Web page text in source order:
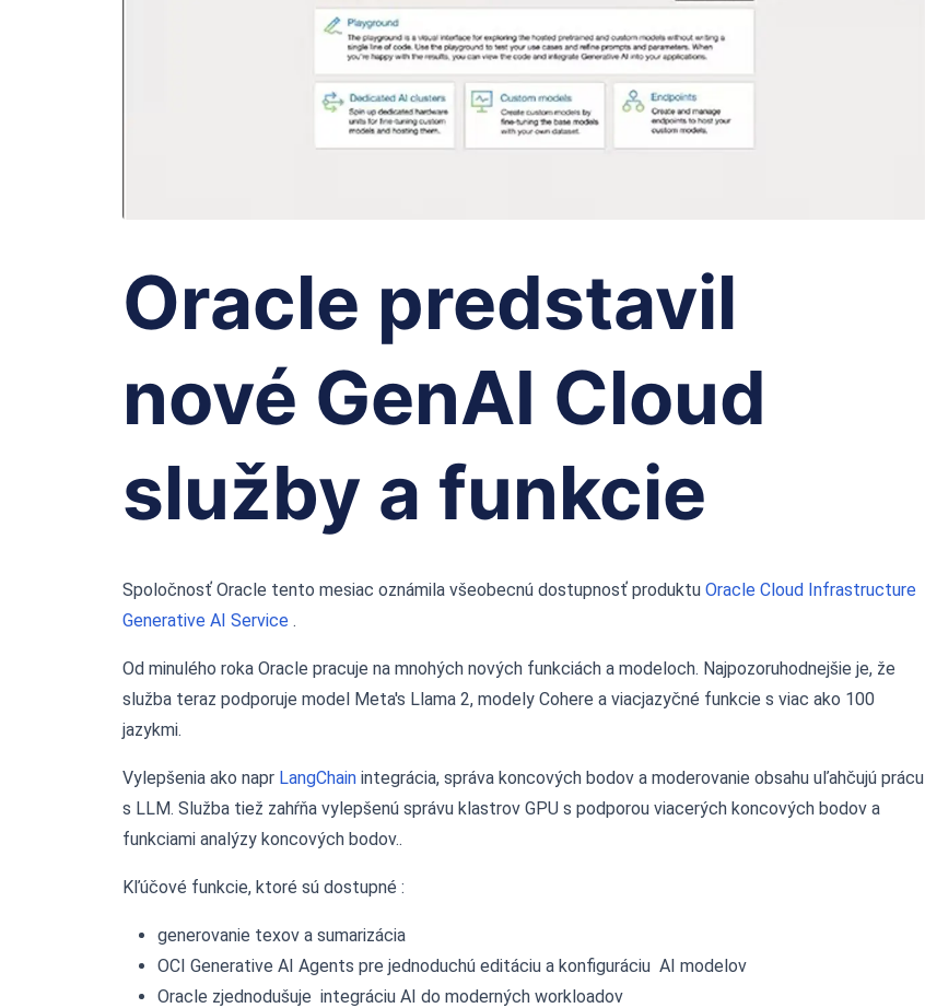
Oracle predstavil
nové GenAI Cloud
služby a funkcie
Spoločnosť Oracle tento mesiac oznámila všeobecnú dostupnosť produktu Oracle Cloud Infrastructure
Generative AI Service .
Od minulého roka Oracle pracuje na mnohých nových funkciách a modeloch. Najpozoruhodnejšie je, že
služba teraz podporuje model Meta's Llama 2, modely Cohere a viacjazyčné funkcie s viac ako 100
jazykmi.
Vylepšenia ako napr LangChain integrácia, správa koncových bodov a moderovanie obsahu uľahčujú prácu
s LLM. Služba tiež zahŕňa vylepšenú správu klastrov GPU s podporou viacerých koncových bodov a
funkciami analýzy koncových bodov..
Kľúčové funkcie, ktoré sú dostupné :
generovanie texov a sumarizácia
OCI Generative AI Agents pre jednoduchú editáciu a konfiguráciu AI modelov
Oracle zjednodušuje integráciu AI do moderných workloadov